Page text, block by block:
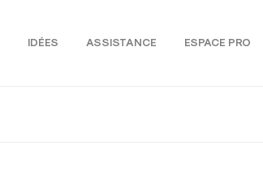
IDÉES ASSISTANCE ESPACE PRO